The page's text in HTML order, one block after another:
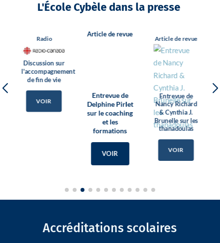
L'École Cybèle dans la presse
Article de revue
Delphine Pirlet
sur le coaching
Article de revue
Entrevue de
Nancy Richard
& Cynthia J.
Brunelle sur les
thanadoulas
VOIR
Article de revue
Entrevue de
Nancy Richard
et de Marie-
Josée Legris
VOIR
Accréditations scolaires